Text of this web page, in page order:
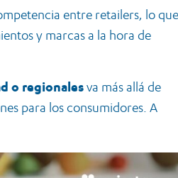
entre retailers, lo que
y marcas a la hora de
o regionalesva más allá de
para los consumidores. A